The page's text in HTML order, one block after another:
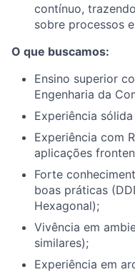
contínuo,
sobre processos
O que buscamos:
Ensino superior
Engenharia da
Experiência
Experiência com
aplicações
Forte
boas práticas
Hexagonal);
Vivência em
similares);
Experiência em